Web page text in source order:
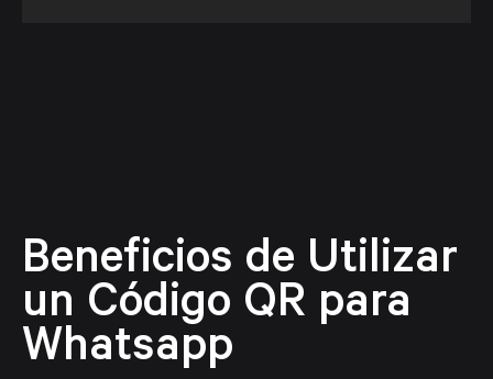
Beneficios de Utilizar
un Código QR para
Whatsapp